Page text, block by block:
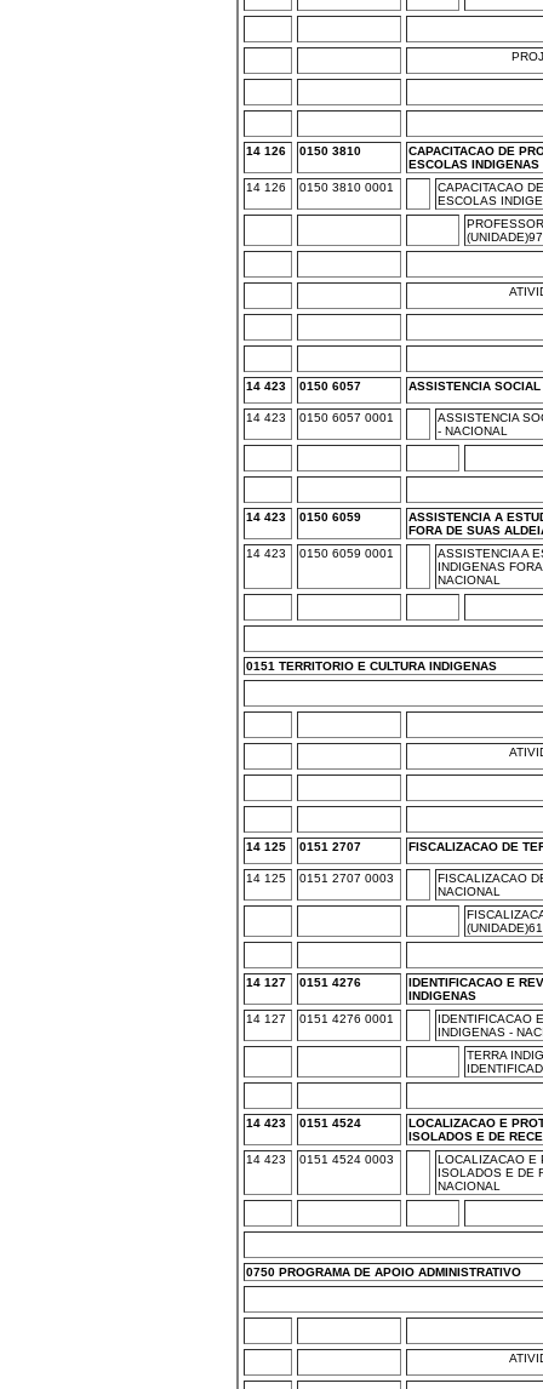
14 126 0150 3810
CAPACITACAO DE
ESCOLAS INDIGENAS
14 126
0150 3810 0001
CAPACITACAO
ESCOLAS
14 423 0150 6057 ASSISTENCIA
14 423 0150 6057 0001
ASSISTENCIA
- NACIONAL
14 423 0150 6059
ASSISTENCIA A
FORA DE SUAS
14 423
0150 6059 0001
ASSISTENCIA A
INDIGENAS
NACIONAL
0151 TERRITORIO E CULTURA INDIGENAS
14 125 0151 2707 FISCALIZACAO DE
14 125 0151 2707 0003
FISCALIZACAO
NACIONAL
(UNIDADE)61
14 127 0151 4276
IDENTIFICACAO E
INDIGENAS
14 127
0151 4276 0001
IDENTIFICACAO
INDIGENAS -
TERRA
14 423 0151 4524
LOCALIZACAO E
ISOLADOS E DE
14 423
0151 4524 0003
LOCALIZACAO E
ISOLADOS E DE
NACIONAL
0750 PROGRAMA DE APOIO ADMINISTRATIVO